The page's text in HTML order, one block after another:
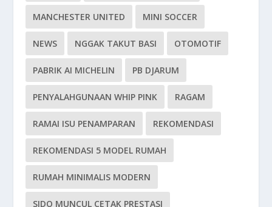
MANCHESTER UNITED MINI SOCCER
NEWS NGGAK TAKUT BASI OTOMOTIF
PABRIK AI MICHELIN PB DJARUM
PENYALAHGUNAAN WHIP PINK RAGAM
RAMAI ISU PENAMPARAN REKOMENDASI
REKOMENDASI 5 MODEL RUMAH
RUMAH MINIMALIS MODERN
SIDO MUNCUL CETAK PRESTASI